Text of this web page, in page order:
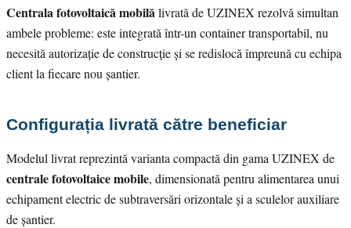
Centrala fotovoltaică mobilălivrată de UZINEX rezolvă simultan
ambele probleme: este integrată într-un container transportabil, nu
necesită autorizație de construcție și se redislocă împreună cu echipa
client la fiecare nou șantier.
Configurația livrată către beneficiar
Modelul livrat reprezintă varianta compactă din gama UZINEX de
centrale fotovoltaice mobile, dimensionată pentru alimentarea unui
echipament electric de subtraversări orizontale și a sculelor auxiliare
de șantier.